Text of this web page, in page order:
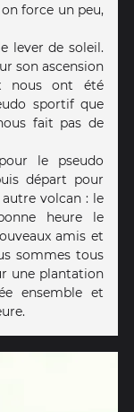
force un peu,
lever de soleil.
son ascension
nous ont été
sportif que
fait pas de
le pseudo
départ pour
volcan : le
heure le
amis et
sommes tous
une plantation
ensemble et